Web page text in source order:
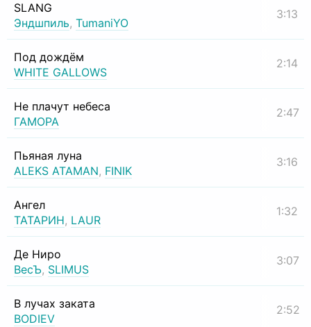
SLANG
Эндшпиль, TumaniYO
3:13
Под дождём
WHITE GALLOWS
2:14
Не плачут небеса
ГАМОРА
2:47
Пьяная луна
ALEKS ATAMAN, FINIK
3:16
Ангел
ТАТАРИН, LAUR
1:32
Де Ниро
ВесЪ, SLIMUS
3:07
В лучах заката
BODIEV
2:52